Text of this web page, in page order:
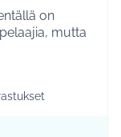
on
mutta
kylät
mukaan: